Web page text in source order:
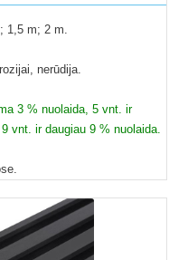
1,5 m; 2 m.
nerūdija.
3 % nuolaida, 5 vnt. ir
vnt. ir daugiau 9 % nuolaida.
cm ilgio profilius, kitų ilgių
todėl juos galime pristatyti